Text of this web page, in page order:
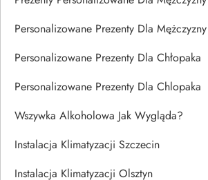
Personalizowane Prezenty Dla Mężczyzny
Personalizowane Prezenty Dla Chłopaka
Personalizowane Prezenty Dla Chlopaka
Wszywka Alkoholowa Jak Wygląda?
Instalacja Klimatyzacji Szczecin
Instalacja Klimatyzacji Olsztyn